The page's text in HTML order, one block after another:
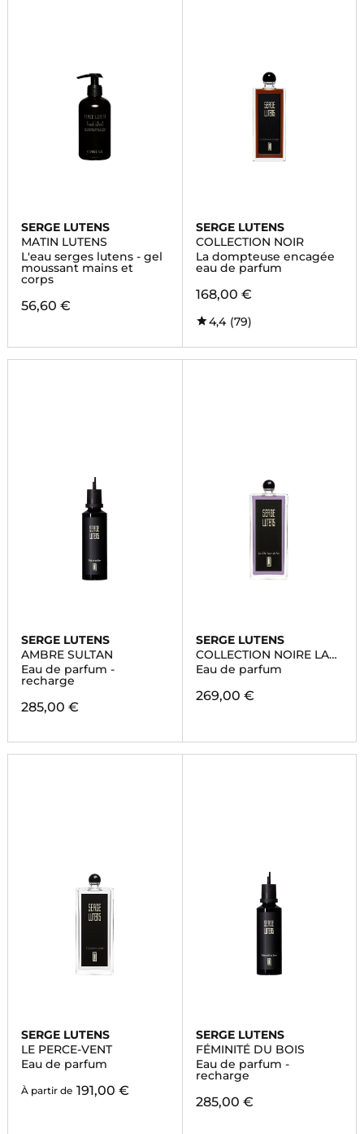
SERGE LUTENS
MATIN LUTENS
L'eau serges lutens - gel
moussant mains et
corps
56,60 €
SERGE LUTENS
COLLECTION NOIR
La dompteuse encagée
eau de parfum
168,00 €
4,4 (79)
SERGE LUTENS
AMBRE SULTAN
Eau de parfum -
recharge
285,00 €
SERGE LUTENS
COLLECTION NOIRE LA
FILLE TOUR DE FER
Eau de parfum
269,00 €
SERGE LUTENS
LE PERCE-VENT
Eau de parfum
À partir de 191,00 €
SERGE LUTENS
FÉMINITÉ DU BOIS
Eau de parfum -
recharge
285,00 €